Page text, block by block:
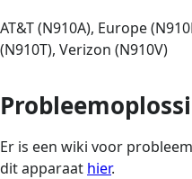
AT&T (N910A), Europe
(N910T), Verizon (N910V)
Er is een wiki voor
dit apparaat hier.